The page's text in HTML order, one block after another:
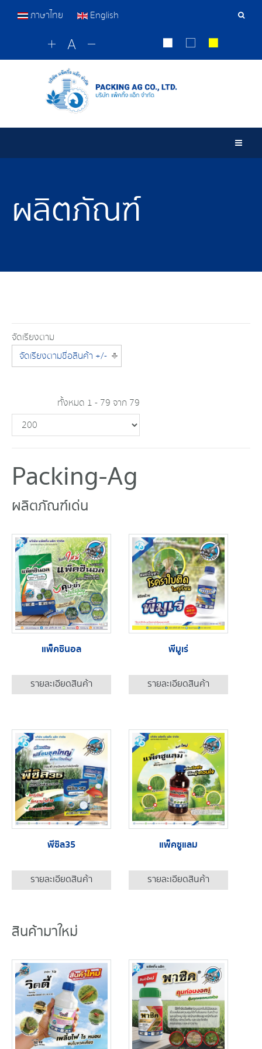
เครื่อ
ภาษาไทย English
ผลิตภัณฑ์
จัดเรียงตาม
จัดเรียงตามชื่อสินค้า +/-
ทั้งหมด 1 - 79 จาก 79
Packing-Ag
ผลิตภัณฑ์เด่น
แพ็คซินอล
รายละเอียดสินค้า
พีมูเร่
รายละเอียดสินค้า
พีซิล35
รายละเอียดสินค้า
แพ็คซูแลม
รายละเอียดสินค้า
สินค้ามาใหม่